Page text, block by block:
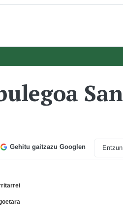
San
Gehitu gaitzazu Googlen Entzun